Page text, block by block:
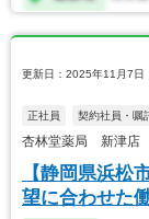
更新日：2025年11月7日
正社員 契約社員・嘱
杏林堂薬局 新津店
【静岡県浜
望に合わせた